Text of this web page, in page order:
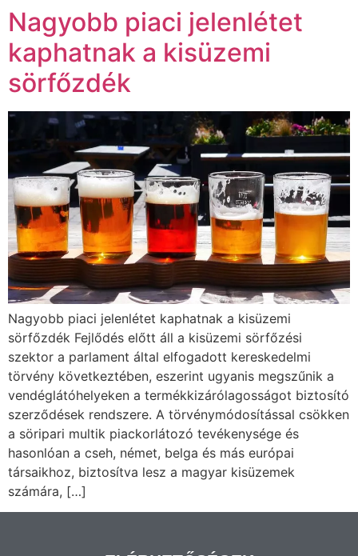
Nagyobb piaci jelenlétet
kaphatnak a kisüzemi
sörfőzdék
Nagyobb piaci jelenlétet kaphatnak a kisüzemi
sörfőzdék Fejlődés előtt áll a kisüzemi sörfőzési
szektor a parlament által elfogadott kereskedelmi
törvény következtében, eszerint ugyanis megszűnik a
vendéglátóhelyeken a termékkizárólagosságot biztosító
szerződések rendszere. A törvénymódosítással csökken
a söripari multik piackorlátozó tevékenysége és
hasonlóan a cseh, német, belga és más európai
társaikhoz, biztosítva lesz a magyar kisüzemek
számára, […]